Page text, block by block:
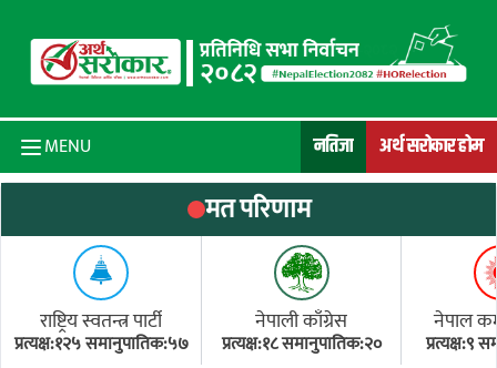
MENU नतिजा अर्थ सरोकार होम
मत परिणाम
राष्ट्रिय स्वतन्त्र पार्टी
प्रत्यक्ष:१२५ समानुपातिक:५७
नेपाली काँग्रेस
प्रत्यक्ष:१८ समानुपातिक:२०
नेपाल
प्रत्यक्ष:९